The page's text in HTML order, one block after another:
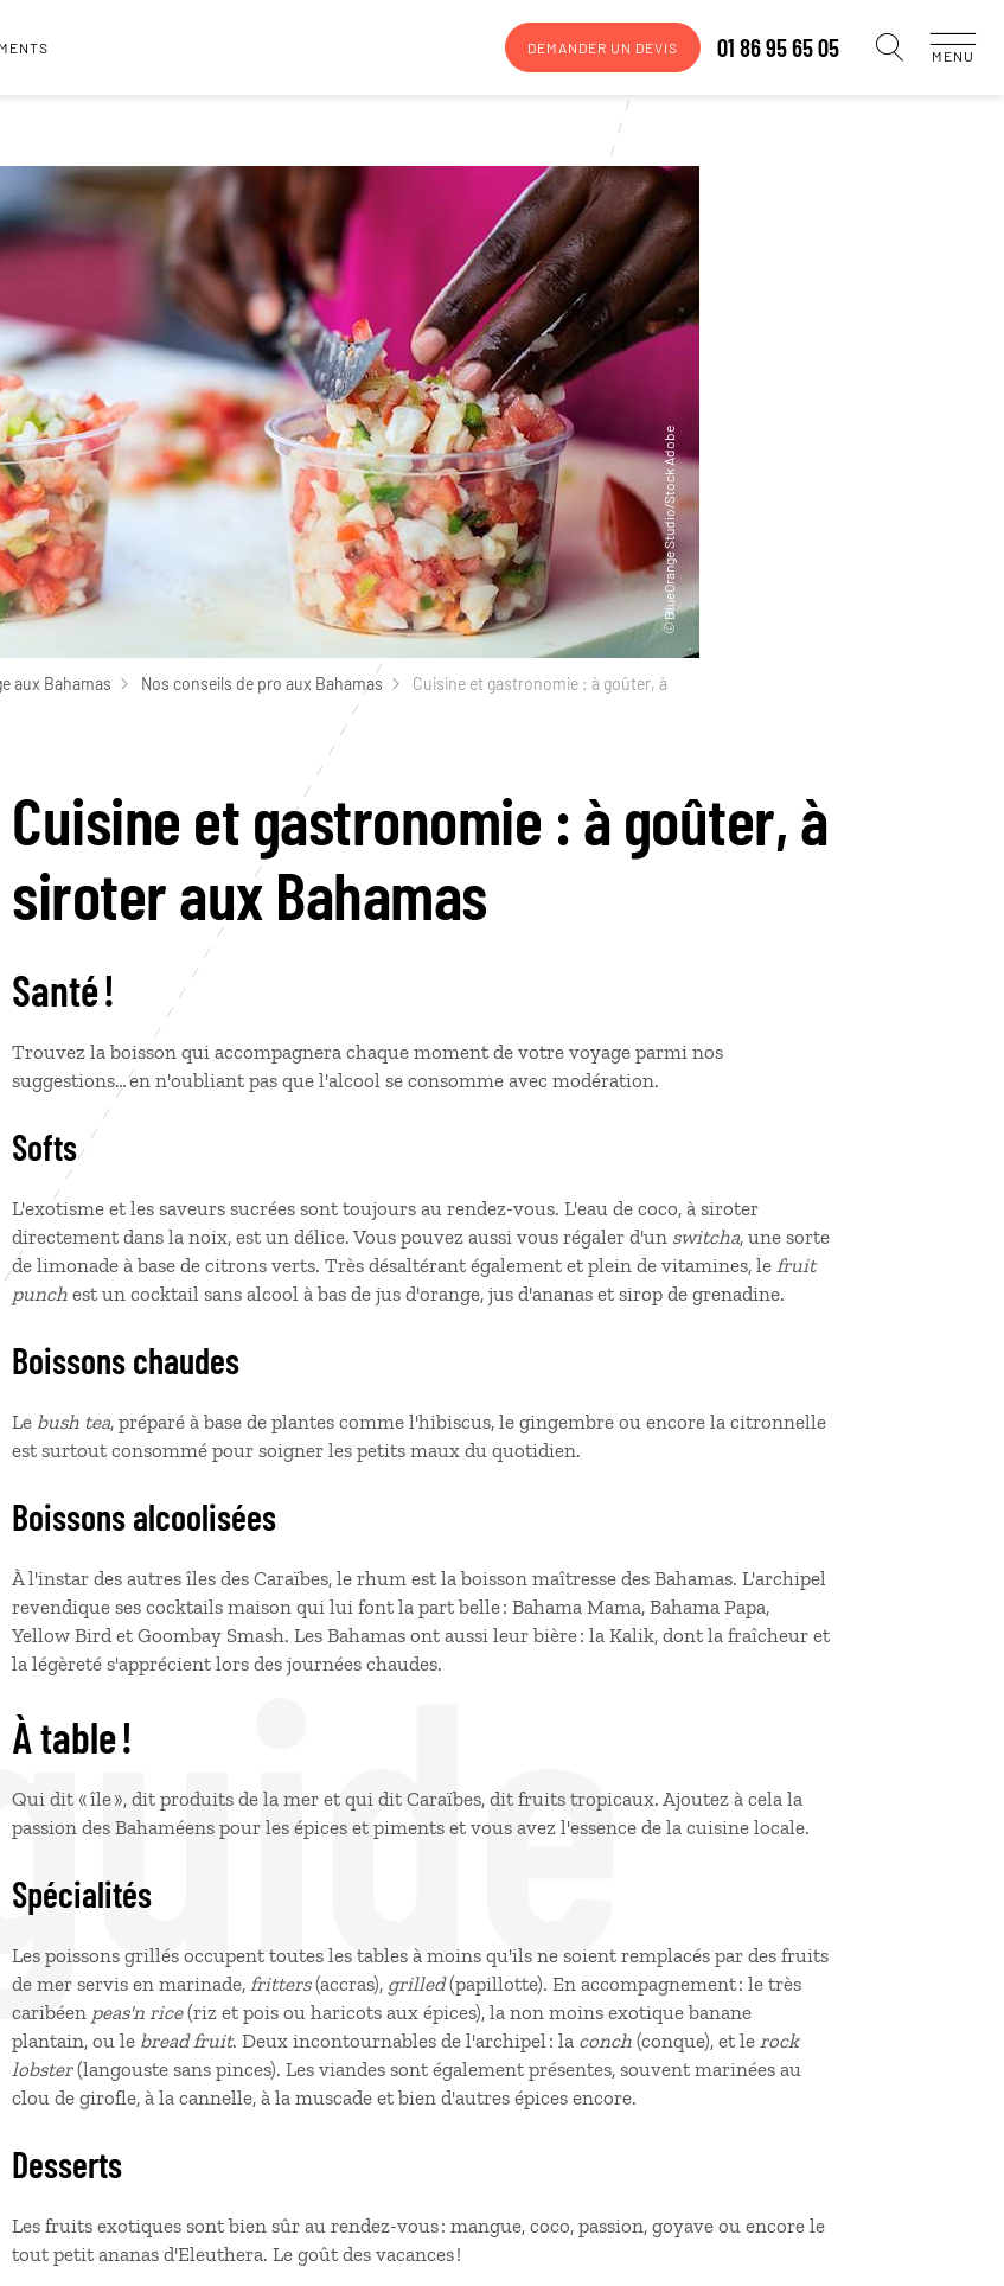
DEMANDER UN DEVIS 01 86 95 65 05 MENU
aux Bahamas Nos conseils de pro aux Bahamas
Cuisine et gastronomie : à goûter, à
Cuisine et gastronomie : à goûter, à
siroter aux Bahamas
Santé !
Trouvez la boisson qui accompagnera chaque moment de votre voyage parmi nos
suggestions… en n'oubliant pas que l'alcool se consomme avec modération.
Softs
L'exotisme et les saveurs sucrées sont toujours au rendez-vous. L'eau de coco, à siroter
directement dans la noix, est un délice. Vous pouvez aussi vous régaler d'un switcha, une sorte
de limonade à base de citrons verts. Très désaltérant également et plein de vitamines, le fruit
punch est un cocktail sans alcool à bas de jus d'orange, jus d'ananas et sirop de grenadine.
Boissons chaudes
Le bush tea, préparé à base de plantes comme l'hibiscus, le gingembre ou encore la citronnelle
est surtout consommé pour soigner les petits maux du quotidien.
Boissons alcoolisées
À l'instar des autres îles des Caraïbes, le rhum est la boisson maîtresse des Bahamas. L'archipel
revendique ses cocktails maison qui lui font la part belle : Bahama Mama, Bahama Papa,
Yellow Bird et Goombay Smash. Les Bahamas ont aussi leur bière : la Kalik, dont la fraîcheur et
la légèreté s'apprécient lors des journées chaudes.
À table !
Qui dit « île », dit produits de la mer et qui dit Caraïbes, dit fruits tropicaux. Ajoutez à cela la
passion des Bahaméens pour les épices et piments et vous avez l'essence de la cuisine locale.
Spécialités
Les poissons grillés occupent toutes les tables à moins qu'ils ne soient remplacés par des fruits
de mer servis en marinade, fritters(accras), grilled(papillotte). En accompagnement : le très
caribéen peas'n rice(riz et pois ou haricots aux épices), la non moins exotique banane
plantain, ou le bread fruit. Deux incontournables de l'archipel : la conch (conque), et le rock
lobster(langouste sans pinces). Les viandes sont également présentes, souvent marinées au
clou de girofle, à la cannelle, à la muscade et bien d'autres épices encore.
Desserts
Les fruits exotiques sont bien sûr au rendez-vous : mangue, coco, passion, goyave ou encore le
tout petit ananas d'Eleuthera. Le goût des vacances !